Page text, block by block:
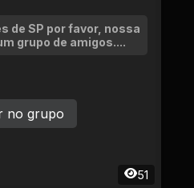
de SP por favor, nossa
grupo de amigos....
51
no grupo